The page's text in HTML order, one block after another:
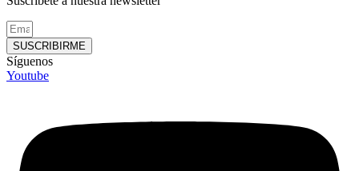
SUSCRIBIRME
Síguenos
Youtube